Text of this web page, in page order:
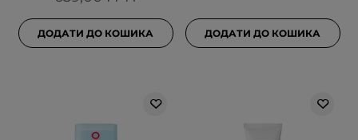
ДОДАТИ ДО КОШИКА ДОДАТИ ДО КОШИКА